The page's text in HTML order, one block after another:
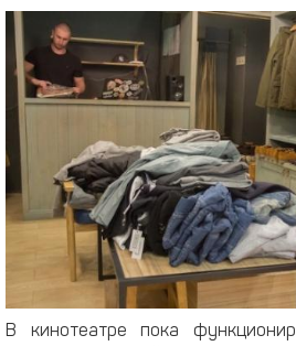
В кинотеатре пока